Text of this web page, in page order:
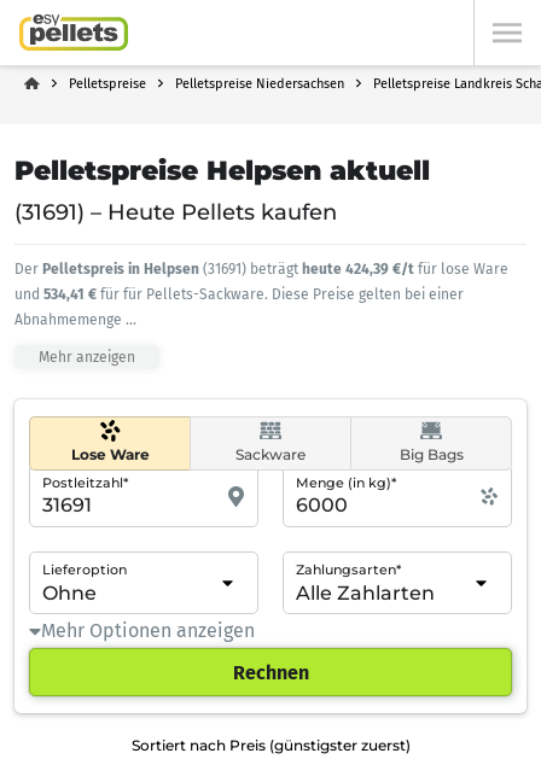
Pelletspreise Pelletspreise Niedersachsen Pelletspreise Landkreis
Pelletspreise Helpsen aktuell
(31691) – Heute Pellets kaufen
Der Pelletspreis in Helpsen (31691) beträgt heute 424,39 €/t für lose Ware
und 534,41 € für für Pellets-Sackware. Diese Preise gelten bei einer
Abnahmemenge ...
Mehr anzeigen
Lose Ware Sackware Big Bags
Postleitzahl* Menge (in kg)*
Lieferoption Zahlungsarten*
Mehr Optionen anzeigen
Rechnen
Sortiert nach Preis (günstigster zuerst)